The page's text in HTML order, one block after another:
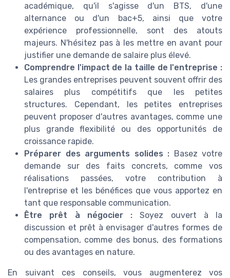
académique, qu'il s'agisse d'un BTS, d'une
alternance ou d'un bac+5, ainsi que votre
expérience professionnelle, sont des atouts
majeurs. N'hésitez pas à les mettre en avant pour
justifier une demande de salaire plus élevé.
Comprendre l'impact de la taille de l'entreprise :
Les grandes entreprises peuvent souvent offrir des
salaires plus compétitifs que les petites
structures. Cependant, les petites entreprises
peuvent proposer d'autres avantages, comme une
plus grande flexibilité ou des opportunités de
croissance rapide.
Préparer des arguments solides : Basez votre
demande sur des faits concrets, comme vos
réalisations passées, votre contribution à
l'entreprise et les bénéfices que vous apportez en
tant que responsable communication.
Être prêt à négocier : Soyez ouvert à la
discussion et prêt à envisager d'autres formes de
compensation, comme des bonus, des formations
ou des avantages en nature.
En suivant ces conseils, vous augmenterez vos